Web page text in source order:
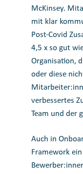
McKinsey.
mit klar
Post-Covid
4,5 x so gut
Organisation,
oder diese
verbessertes
Team und der
Auch in
Framework